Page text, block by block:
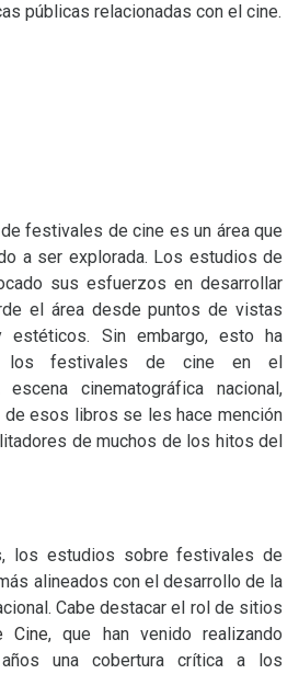
públicas relacionadas con el cine.
festivales de cine es un área que
a ser explorada. Los estudios de
sus esfuerzos en desarrollar
el área desde puntos de vistas
estéticos. Sin embargo, esto ha
festivales de cine en el
cinematográfica nacional,
de esos libros se les hace mención
de muchos de los hitos del
los estudios sobre festivales de
alineados con el desarrollo de la
Cabe destacar el rol de sitios
Cine, que han venido realizando
una cobertura crítica a los